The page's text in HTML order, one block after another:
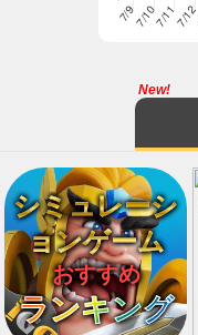
New!
シミュレーシ
ョンゲーム
おすすめ
ランキング